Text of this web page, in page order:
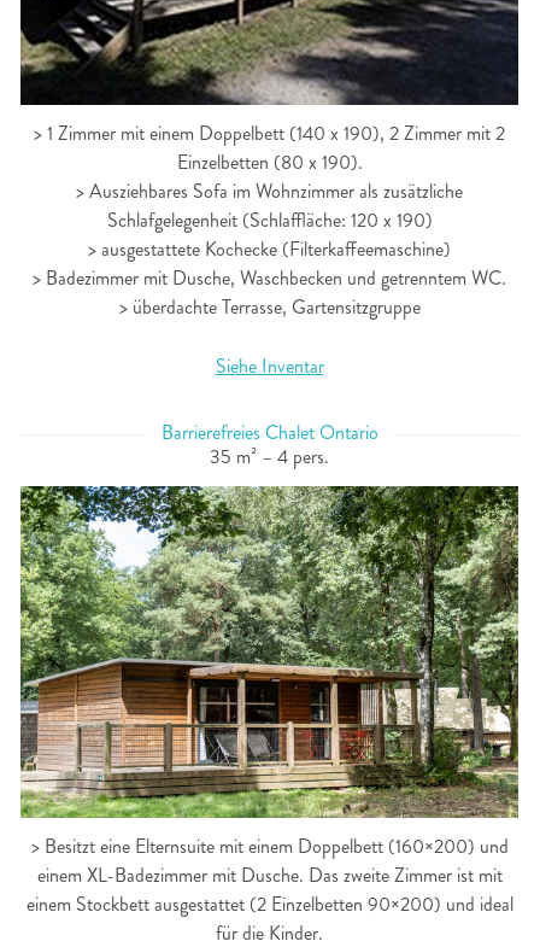
> 1 Zimmer mit einem Doppelbett (140 x 190), 2 Zimmer mit 2
Einzelbetten (80 x 190).
> Ausziehbares Sofa im Wohnzimmer als zusätzliche
Schlafgelegenheit (Schlaffläche: 120 x 190)
> ausgestattete Kochecke (Filterkaffeemaschine)
> Badezimmer mit Dusche, Waschbecken und getrenntem WC.
> überdachte Terrasse, Gartensitzgruppe
Siehe Inventar
Barrierefreies Chalet Ontario
35 m² – 4 pers.
> Besitzt eine Elternsuite mit einem Doppelbett (160×200) und
einem XL-Badezimmer mit Dusche. Das zweite Zimmer ist mit
einem Stockbett ausgestattet (2 Einzelbetten 90×200) und ideal
für die Kinder.